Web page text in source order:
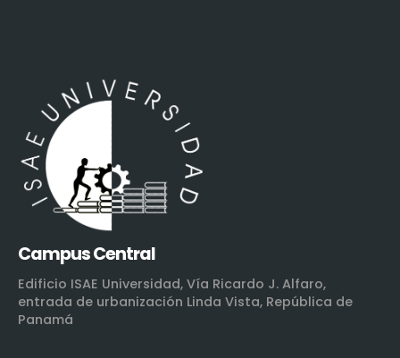
Campus Central
Edificio ISAE Universidad, Vía Ricardo J. Alfaro,
entrada de urbanización Linda Vista, República de
Panamá